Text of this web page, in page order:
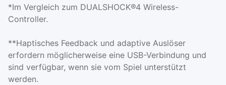
*Im Vergleich zum DUALSHOCK®4 Wireless-
Controller.
**Haptisches Feedback und adaptive Auslöser
erfordern möglicherweise eine USB-Verbindung und
sind verfügbar, wenn sie vom Spiel unterstützt
werden.